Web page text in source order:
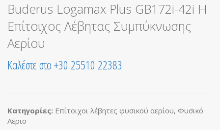
Buderus Logamax Plus GB172i-42i H
Επίτοιχος Λέβητας Συμπύκνωσης
Αερίου
Καλέστε στο +30 25510 22383
Κατηγορίες: Επίτοιχοι λέβητες φυσικού αερίου, Φυσικό
Αέριο